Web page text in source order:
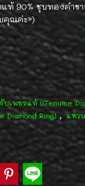
ท้ 90% ชุบทองคำข
คุณค่ะ»)
บเพชรแท้ (Genuine
Diamond Ring) , แหว